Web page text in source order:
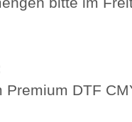
Premium DTF